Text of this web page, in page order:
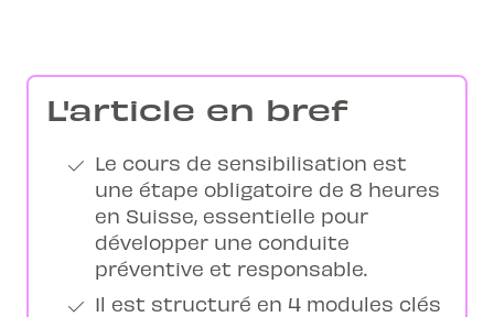
L'article en bref
Le cours de sensibilisation est
une étape obligatoire de 8 heures
en Suisse, essentielle pour
développer une conduite
préventive et responsable.
Il est structuré en 4 modules clés